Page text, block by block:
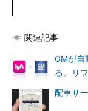
関連記事
GMが自
る、リ
配車サ